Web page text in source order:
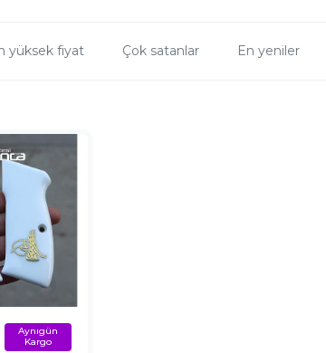
yüksek fiyat Çok satanlar En yeniler